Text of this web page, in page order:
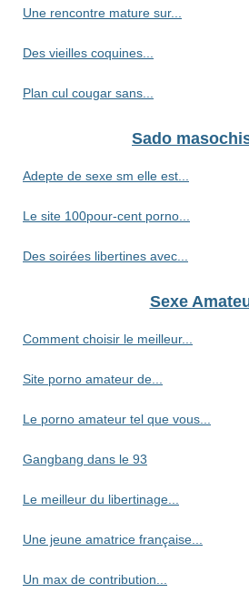
Une rencontre mature sur...
Des vieilles coquines...
Plan cul cougar sans...
Sado
Adepte de sexe sm elle est...
Le site 100pour-cent porno...
Des soirées libertines avec...
Sexe
Comment choisir le meilleur...
Site porno amateur de...
Le porno amateur tel que vous...
Gangbang dans le 93
Le meilleur du libertinage...
Une jeune amatrice française...
Un max de contribution...